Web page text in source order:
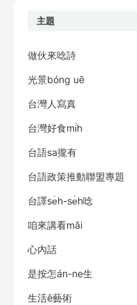
主題
做伙來唸詩
光景bóng uē
台灣人寫真
台灣好食mi̍h
台語sa攏有
台語政策推動聯盟專題
台譯se̍h-se̍h唸
咱來講看māi
心內話
是按怎án-ne生
生活ê藝術